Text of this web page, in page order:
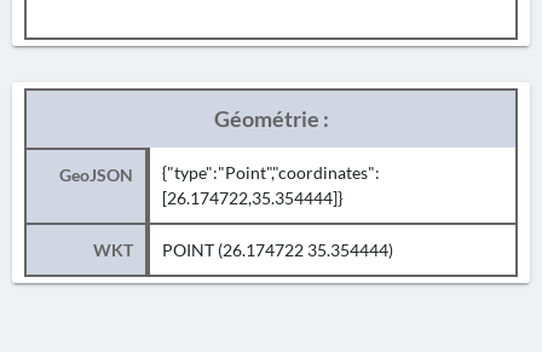
Géométrie :
GeoJSON
{"type":"Point","coordinates":
[26.174722,35.354444]}
WKT POINT (26.174722 35.354444)